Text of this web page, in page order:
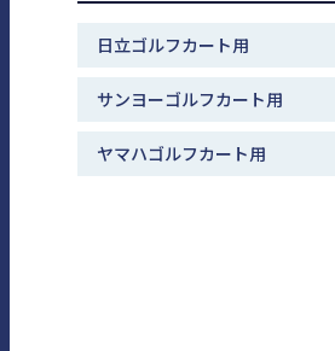
⽇⽴ゴルフカート⽤
サンヨーゴルフカート⽤
ヤマハゴルフカート⽤